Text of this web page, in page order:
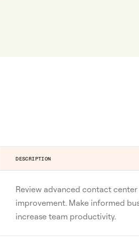
DESCRIPTION
Review advanced contact
improvement. Make informed
increase team productivity.